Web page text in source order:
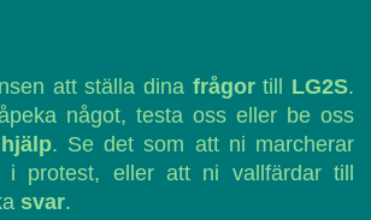
att ställa dina frågortill LG2S.
något, testa oss eller be oss
hjälp. Se det som att ni marcherar
i protest, eller att ni vallfärdar till
svar.